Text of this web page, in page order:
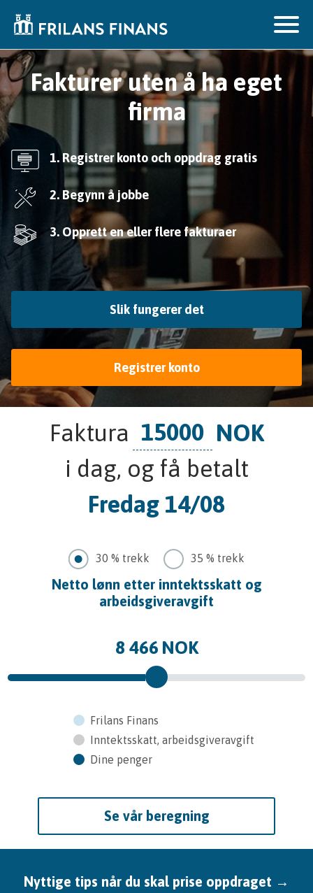
Fakturer uten å ha eget
firma
1. Registrer konto och oppdrag gratis
2. Begynn å jobbe
3. Opprett en eller flere fakturaer
Slik fungerer det
Registrer konto
Faktura
NOK
i dag, og få betalt
Fredag 14/08
30 % trekk 35 % trekk
Netto lønn etter inntektsskatt og
arbeidsgiveravgift
8 466 NOK
Frilans Finans
Inntektsskatt, arbeidsgiveravgift
Dine penger
Se vår beregning
Nyttige tips når du skal prise oppdraget →